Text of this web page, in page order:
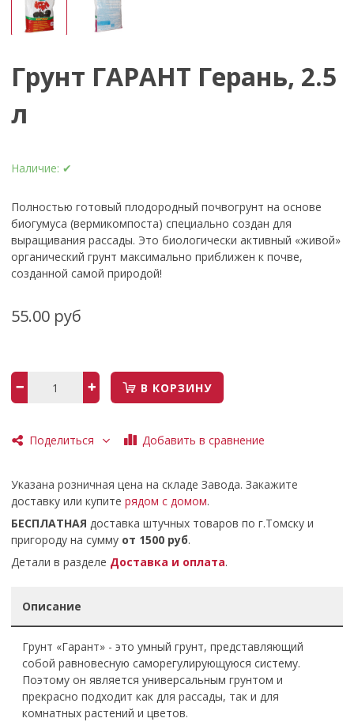
Грунт ГАРАНТ Герань, 2.5
л
Наличие: ✔
Полностью готовый плодородный почвогрунт на основе
биогумуса (вермикомпоста) специально создан для
выращивания рассады. Это биологически активный «живой»
органический грунт максимально приближен к почве,
созданной самой природой!
55.00 руб
В КОРЗИНУ
Поделиться Добавить в сравнение
Указана розничная цена на складе Завода. Закажите
доставку или купитерядом с домом.
БЕСПЛАТНАЯ доставка штучных товаров по г.Томску и
пригороду на сумму от 1500 руб.
Детали в разделе Доставка и оплата.
Описание
Грунт «Гарант» - это умный грунт, представляющий
собой равновесную саморегулирующуюся систему.
Поэтому он является универсальным грунтом и
прекрасно подходит как для рассады, так и для
комнатных растений и цветов.